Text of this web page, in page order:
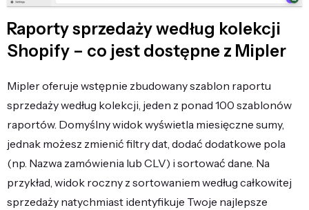
Raporty sprzedaży według kolekcji
Shopify – co jest dostępne z Mipler
Mipler oferuje wstępnie zbudowany szablon raportu
sprzedaży według kolekcji, jeden z ponad 100 szablonów
raportów. Domyślny widok wyświetla miesięczne sumy,
jednak możesz zmienić filtry dat, dodać dodatkowe pola
(np. Nazwa zamówienia lub CLV) i sortować dane. Na
przykład, widok roczny z sortowaniem według całkowitej
sprzedaży natychmiast identyfikuje Twoje najlepsze